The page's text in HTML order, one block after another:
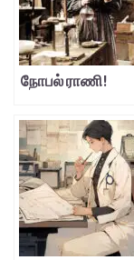
நோபல் ராணி!